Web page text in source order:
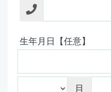
生年月日【任意】
月